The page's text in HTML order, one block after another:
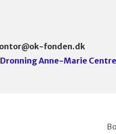
fonden.dk
Dronning Anne-Marie